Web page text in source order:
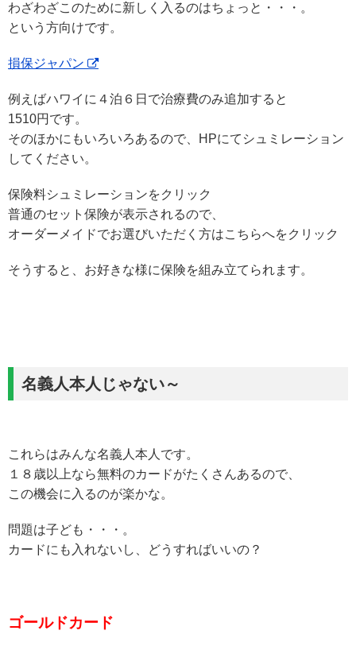
わざわざこのために新しく入るのはちょっと・・・。
という方向けです。
損保ジャパン
例えばハワイに４泊６日で治療費のみ追加すると
1510円です。
そのほかにもいろいろあるので、HPにてシュミレーション
してください。
保険料シュミレーションをクリック
普通のセット保険が表示されるので、
オーダーメイドでお選びいただく方はこちらへをクリック
そうすると、お好きな様に保険を組み立てられます。
名義人本人じゃない～
これらはみんな名義人本人です。
１８歳以上なら無料のカードがたくさんあるので、
この機会に入るのが楽かな。
問題は子ども・・・。
カードにも入れないし、どうすればいいの？
ゴールドカード